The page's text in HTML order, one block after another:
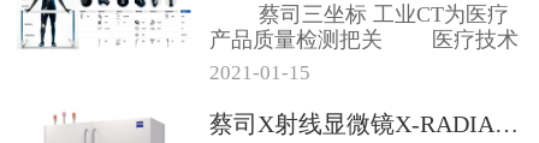
蔡司三坐标 工业CT为医疗
产品质量检测把关 医疗技术
行业监...
2021-01-15
蔡司X射线显微镜X-RADIA半...